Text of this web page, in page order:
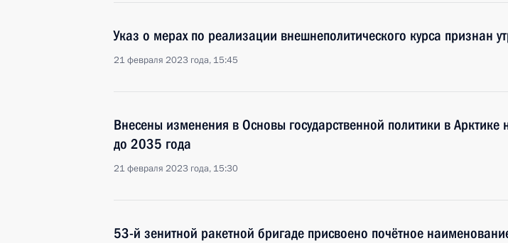
Указ о мерах по реализации внешнеполитического курса признан
21 февраля 2023 года, 15:45
Внесены изменения в Основы государственной политики в Арктике
до 2035 года
21 февраля 2023 года, 15:30
53-й зенитной ракетной бригаде присвоено почётное